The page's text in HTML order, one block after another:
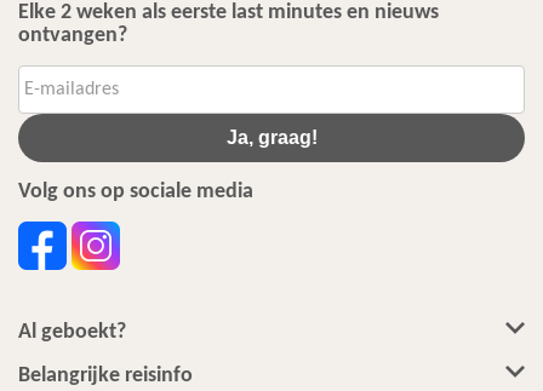
Elke 2 weken als eerste last minutes en nieuws
ontvangen?
Ja, graag!
Volg ons op sociale media
Al geboekt?
Belangrijke reisinfo